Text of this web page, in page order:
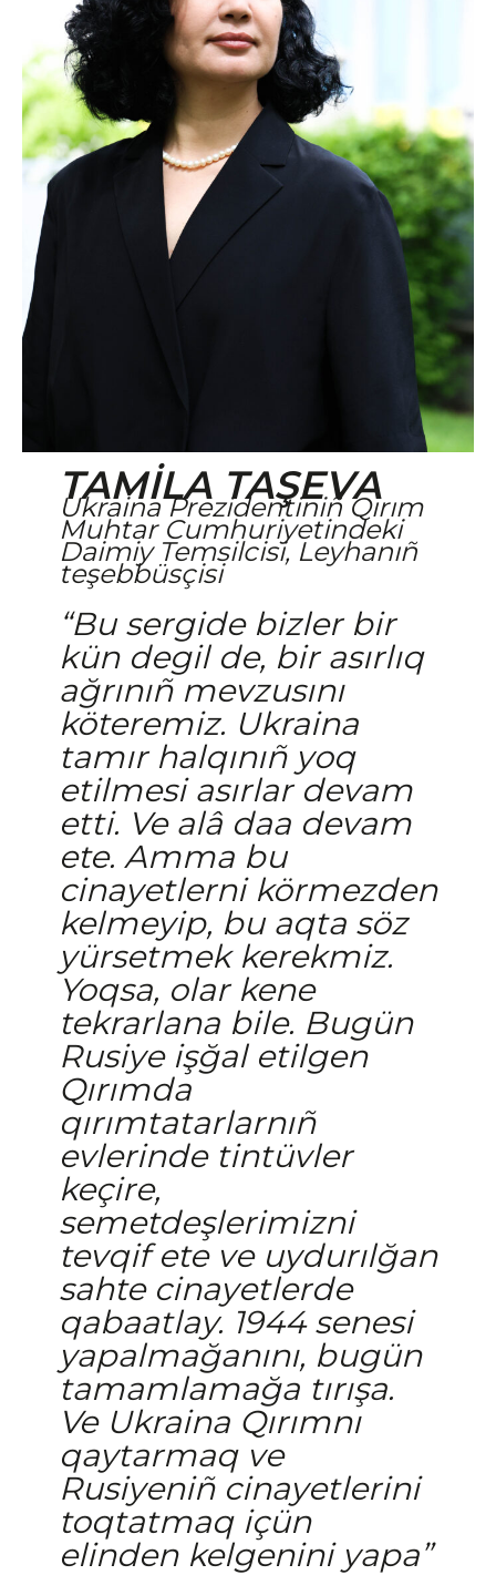
TAMİLA TAŞEVA
Ukraina Prezidentiniñ Qırım
Muhtar Cumhuriyetindeki
Daimiy Temsilcisi, Leyhanıñ
teşebbüsçisi
“Bu sergide bizler bir
kün degil de, bir asırlıq
ağrınıñ mevzusını
köteremiz. Ukraina
tamır halqınıñ yoq
etilmesi asırlar devam
etti. Ve alâ daa devam
ete. Amma bu
cinayetlerni körmezden
kelmeyip, bu aqta söz
yürsetmek kerekmiz.
Yoqsa, olar kene
tekrarlana bile. Bugün
Rusiye işğal etilgen
Qırımda
qırımtatarlarnıñ
evlerinde tintüvler
keçire,
semetdeşlerimizni
tevqif ete ve uydurılğan
sahte cinayetlerde
qabaatlay. 1944 senesi
yapalmağanını, bugün
tamamlamağa tırışa.
Ve Ukraina Qırımnı
qaytarmaq ve
Rusiyeniñ cinayetlerini
toqtatmaq içün
elinden kelgenini yapa”